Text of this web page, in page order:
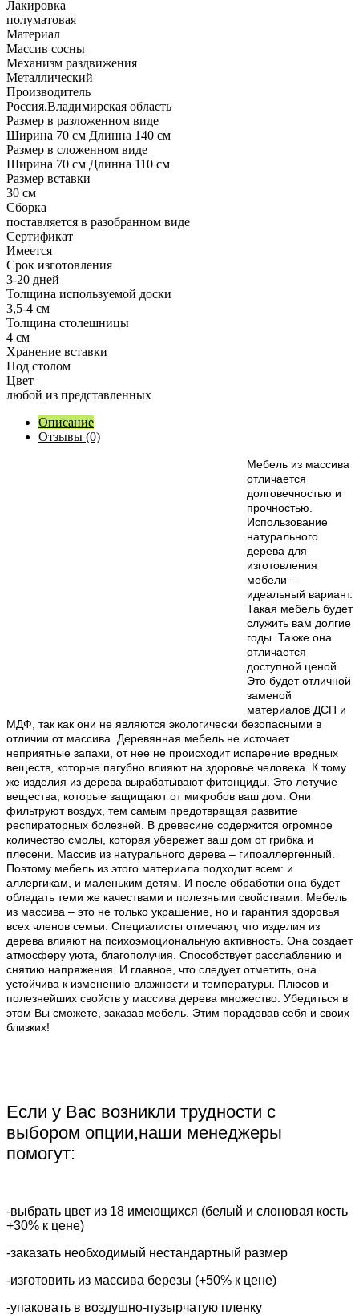
Лакировка
полуматовая
Материал
Массив сосны
Механизм раздвижения
Металлический
Производитель
Россия.Владимирская область
Размер в разложенном виде
Ширина 70 см Длинна 140 см
Размер в сложенном виде
Ширина 70 см Длинна 110 см
Размер вставки
30 см
Сборка
поставляется в разобранном виде
Сертификат
Имеется
Срок изготовления
3-20 дней
Толщина используемой доски
3,5-4 см
Толщина столешницы
4 см
Хранение вставки
Под столом
Цвет
любой из представленных
Описание
Отзывы (0)
Мебель из массива
отличается
долговечностью и
прочностью.
Использование
натурального
дерева для
изготовления
мебели –
идеальный вариант.
Такая мебель будет
служить вам долгие
годы. Также она
отличается
доступной ценой.
Это будет отличной
заменой
материалов ДСП и
МДФ, так как они не являются экологически безопасными в
отличии от массива. Деревянная мебель не источает
неприятные запахи, от нее не происходит испарение вредных
веществ, которые пагубно влияют на здоровье человека. К тому
же изделия из дерева вырабатывают фитонциды. Это летучие
вещества, которые защищают от микробов ваш дом. Они
фильтруют воздух, тем самым предотвращая развитие
респираторных болезней. В древесине содержится огромное
количество смолы, которая убережет ваш дом от грибка и
плесени. Массив из натурального дерева – гипоаллергенный.
Поэтому мебель из этого материала подходит всем: и
аллергикам, и маленьким детям. И после обработки она будет
обладать теми же качествами и полезными свойствами. Мебель
из массива – это не только украшение, но и гарантия здоровья
всех членов семьи. Специалисты отмечают, что изделия из
дерева влияют на психоэмоциональную активность. Она создает
атмосферу уюта, благополучия. Способствует расслаблению и
снятию напряжения. И главное, что следует отметить, она
устойчива к изменению влажности и температуры. Плюсов и
полезнейших свойств у массива дерева множество. Убедиться в
этом Вы сможете, заказав мебель. Этим порадовав себя и своих
близких!
Если у Вас возникли трудности с
выбором опции,наши менеджеры
помогут:
-выбрать цвет из 18 имеющихся (белый и слоновая кость
+30% к цене)
-заказать необходимый нестандартный размер
-изготовить из массива березы (+50% к цене)
-упаковать в воздушно-пузырчатую пленку